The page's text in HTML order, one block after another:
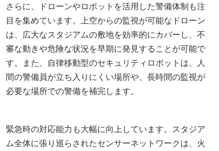
さらに、ドローンやロボットを活用した警備体制も注
目を集めています。上空からの監視が可能なドローン
は、広大なスタジアムの敷地を効率的にカバーし、不
審な動きや危険な状況を早期に発見することが可能で
す。また、自律移動型のセキュリティロボットは、人
間の警備員が立ち入りにくい場所や、長時間の監視が
必要な場所での警備を補完します。
緊急時の対応能力も大幅に向上しています。スタジア
ム全体に張り巡らされたセンサーネットワークは、火